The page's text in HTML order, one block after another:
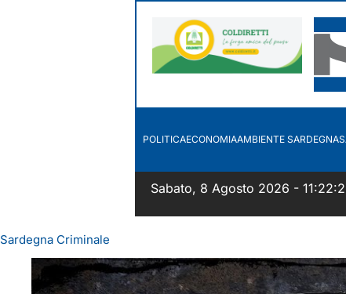
POLITICAECONOMIAAMBIENTE SARDEGNA
Sabato, 8 Agosto 2026 -
Sardegna Criminale